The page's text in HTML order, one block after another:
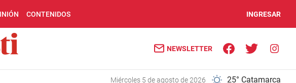
CONTENIDOS INGRESAR
NEWSLETTER
miércoles 5 de agosto de 2026 25° Catamarca